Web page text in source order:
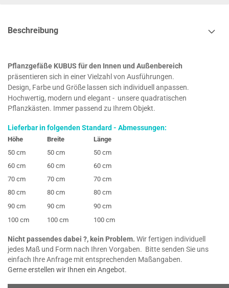
Beschreibung
Pflanzgefäße KUBUS für den Innen und Außenbereich
präsentieren sich in einer Vielzahl von Ausführungen.
Design, Farbe und Größe lassen sich individuell anpassen.
Hochwertig, modern und elegant - unsere quadratischen
Pflanzkästen. Immer passend zu Ihrem Objekt.
Lieferbar in folgenden Standard - Abmessungen:
Höhe Breite
Länge
50 cm
50 cm
50 cm
60 cm
60 cm
60 cm
70 cm
70 cm
70 cm
80 cm
80 cm
80 cm
90 cm
90 cm
90 cm
100 cm
100 cm 100 cm
Nicht passendes dabei ?, kein Problem. Wir fertigen individuell
jedes Maß und Form nach Ihren Vorgaben. Bitte senden Sie uns
einfach Ihre Anfrage mit entsprechenden Maßangaben.
Gerne erstellen wir Ihnen ein Angebot.